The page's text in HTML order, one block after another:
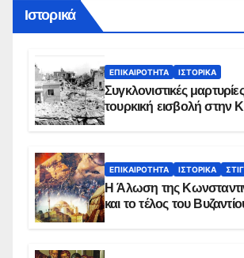
Ιστορικά
ΕΠΙΚΑΙΡΌΤΗΤΑ ΙΣΤΟΡΙΚΆ
Συγκλονιστικές
τουρκική εισβολή στην
ΕΠΙΚΑΙΡΌΤΗΤΑ ΙΣΤΟΡΙΚΆ
Η Άλωση της
και το τέλος του